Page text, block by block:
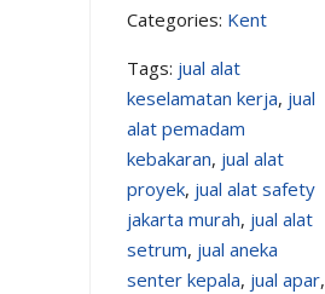
Categories: Kent
Tags: jual alat
keselamatan kerja, jual
alat pemadam
kebakaran, jual alat
proyek, jual alat safety
jakarta murah, jual alat
setrum, jual aneka
senter kepala, jual apar,